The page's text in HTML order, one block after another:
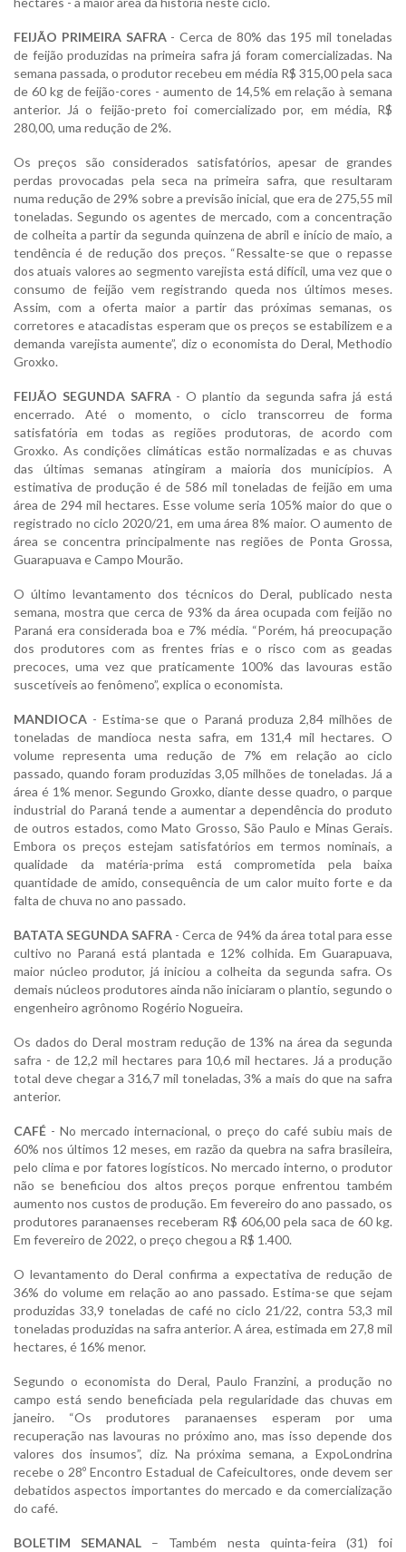
FEIJÃO PRIMEIRA SAFRA- Cerca de 80% das 195 mil toneladas
de feijão produzidas na primeira safra já foram comercializadas. Na
semana passada, o produtor recebeu em média R$ 315,00 pela saca
de 60 kg de feijão-cores - aumento de 14,5% em relação à semana
anterior. Já o feijão-preto foi comercializado por, em média, R$
280,00, uma redução de 2%.
Os preços são considerados satisfatórios, apesar de grandes
perdas provocadas pela seca na primeira safra, que resultaram
numa redução de 29% sobre a previsão inicial, que era de 275,55 mil
toneladas. Segundo os agentes de mercado, com a concentração
de colheita a partir da segunda quinzena de abril e início de maio, a
tendência é de redução dos preços. “Ressalte-se que o repasse
dos atuais valores ao segmento varejista está difícil, uma vez que o
consumo de feijão vem registrando queda nos últimos meses.
Assim, com a oferta maior a partir das próximas semanas, os
corretores e atacadistas esperam que os preços se estabilizem e a
demanda varejista aumente”, diz o economista do Deral, Methodio
Groxko.
FEIJÃO SEGUNDA SAFRA- O plantio da segunda safra já está
encerrado. Até o momento, o ciclo transcorreu de forma
satisfatória em todas as regiões produtoras, de acordo com
Groxko. As condições climáticas estão normalizadas e as chuvas
das últimas semanas atingiram a maioria dos municípios. A
estimativa de produção é de 586 mil toneladas de feijão em uma
área de 294 mil hectares. Esse volume seria 105% maior do que o
registrado no ciclo 2020/21, em uma área 8% maior. O aumento de
área se concentra principalmente nas regiões de Ponta Grossa,
Guarapuava e Campo Mourão.
O último levantamento dos técnicos do Deral, publicado nesta
semana, mostra que cerca de 93% da área ocupada com feijão no
Paraná era considerada boa e 7% média. “Porém, há preocupação
dos produtores com as frentes frias e o risco com as geadas
precoces, uma vez que praticamente 100% das lavouras estão
suscetíveis ao fenômeno”, explica o economista.
MANDIOCA - Estima-se que o Paraná produza 2,84 milhões de
toneladas de mandioca nesta safra, em 131,4 mil hectares. O
volume representa uma redução de 7% em relação ao ciclo
passado, quando foram produzidas 3,05 milhões de toneladas. Já a
área é 1% menor. Segundo Groxko, diante desse quadro, o parque
industrial do Paraná tende a aumentar a dependência do produto
de outros estados, como Mato Grosso, São Paulo e Minas Gerais.
Embora os preços estejam satisfatórios em termos nominais, a
qualidade da matéria-prima está comprometida pela baixa
quantidade de amido, consequência de um calor muito forte e da
falta de chuva no ano passado.
BATATA SEGUNDA SAFRA - Cerca de 94% da área total para esse
cultivo no Paraná está plantada e 12% colhida. Em Guarapuava,
maior núcleo produtor, já iniciou a colheita da segunda safra. Os
demais núcleos produtores ainda não iniciaram o plantio, segundo o
engenheiro agrônomo Rogério Nogueira.
Os dados do Deral mostram redução de 13% na área da segunda
safra - de 12,2 mil hectares para 10,6 mil hectares. Já a produção
total deve chegar a 316,7 mil toneladas, 3% a mais do que na safra
anterior.
CAFÉ - No mercado internacional, o preço do café subiu mais de
60% nos últimos 12 meses, em razão da quebra na safra brasileira,
pelo clima e por fatores logísticos. No mercado interno, o produtor
não se beneficiou dos altos preços porque enfrentou também
aumento nos custos de produção. Em fevereiro do ano passado, os
produtores paranaenses receberam R$ 606,00 pela saca de 60 kg.
Em fevereiro de 2022, o preço chegou a R$ 1.400.
O levantamento do Deral confirma a expectativa de redução de
36% do volume em relação ao ano passado. Estima-se que sejam
produzidas 33,9 toneladas de café no ciclo 21/22, contra 53,3 mil
toneladas produzidas na safra anterior. A área, estimada em 27,8 mil
hectares, é 16% menor.
Segundo o economista do Deral, Paulo Franzini, a produção no
campo está sendo beneficiada pela regularidade das chuvas em
janeiro. “Os produtores paranaenses esperam por uma
recuperação nas lavouras no próximo ano, mas isso depende dos
valores dos insumos”, diz. Na próxima semana, a ExpoLondrina
recebe o 28º Encontro Estadual de Cafeicultores, onde devem ser
debatidos aspectos importantes do mercado e da comercialização
do café.
BOLETIM SEMANAL – Também nesta quinta-feira (31) foi